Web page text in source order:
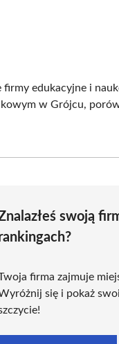
edukacyjne i
w Grójcu,
swoją
firma zajmuje
się i pokaż